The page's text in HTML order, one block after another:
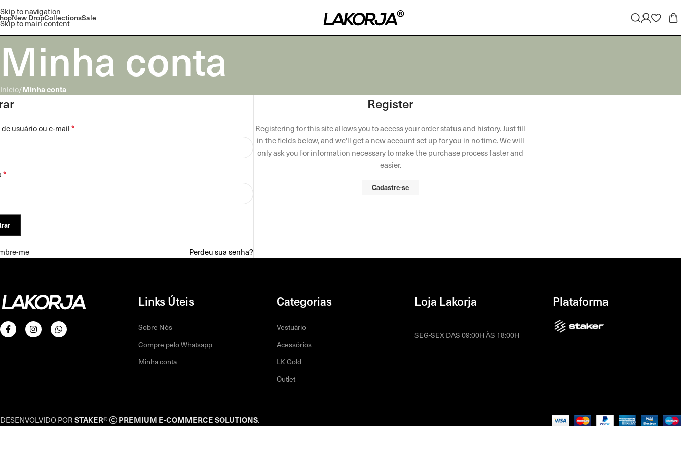
Skip to navigation
Skip to main content
New DropCollectionsSale
Minha conta
Início/Minha conta
usuário ou e-mail *
*
Perdeu sua senha?
me
Register
Registering for this site allows you to access your order status and history. Just fill
in the fields below, and we'll get a new account set up for you in no time. We will
only ask you for information necessary to make the purchase process faster and
easier.
Cadastre-se
Links Úteis
Sobre Nós
Compre pelo Whatsapp
Minha conta
Categorias
Vestuário
Acessórios
LK Gold
Outlet
Loja Lakorja
SEG-SEX DAS 09:00H ÀS 18:00H
Plataforma
DESENVOLVIDO POR STAKER® PREMIUM E-COMMERCE SOLUTIONS.